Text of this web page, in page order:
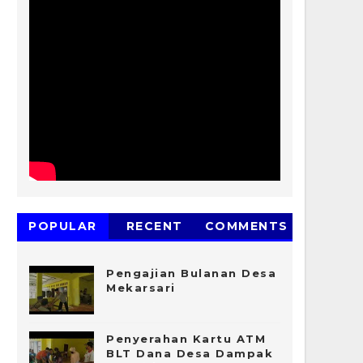
POPULAR RECENT COMMENTS
Pengajian Bulanan Desa
Mekarsari
Penyerahan Kartu ATM
BLT Dana Desa Dampak